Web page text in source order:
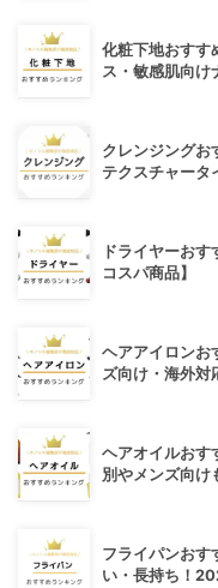
化粧下地おすす
ス・敏感肌向け
クレンジングお
テクスチャータ
ドライヤーお
コスパ商品】
ヘアアイロンお
ズ向け・海外対
ヘアオイルおす
別やメンズ向け
フライパンおす
い・長持ち！